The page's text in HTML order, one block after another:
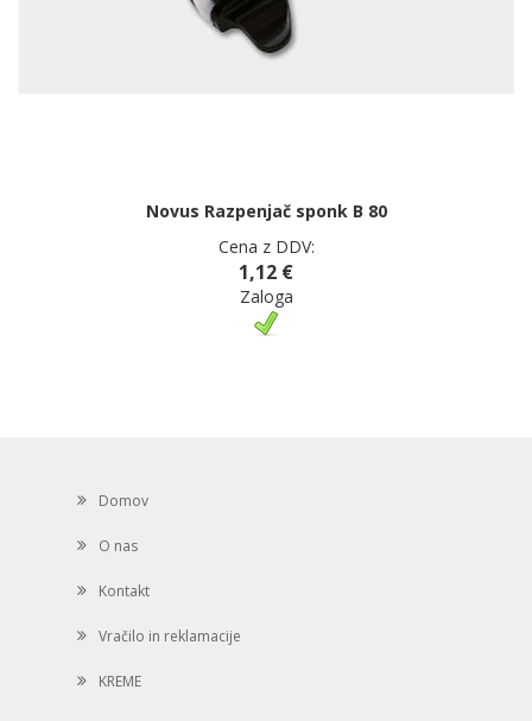
Novus Razpenjač sponk B 80
Cena z DDV:
1,12 €
Zaloga
Domov
O nas
Kontakt
Vračilo in reklamacije
KREME